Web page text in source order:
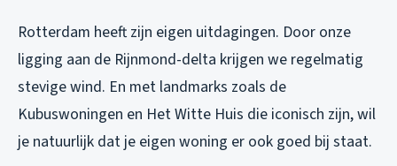
Rotterdam heeft zijn eigen uitdagingen. Door onze
ligging aan de Rijnmond-delta krijgen we regelmatig
stevige wind. En met landmarks zoals de
Kubuswoningen en Het Witte Huis die iconisch zijn, wil
je natuurlijk dat je eigen woning er ook goed bij staat.